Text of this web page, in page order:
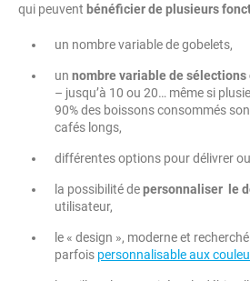
qui peuvent bénéficier de plusieurs
un nombre variable de gobelets,
un nombre variable de
– jusqu’à 10 ou 20… même si
90% des boissons consommés
cafés longs,
différentes options pour délivrer
la possibilité depersonnaliser le
utilisateur,
le « design », moderne et
parfois personnalisable aux